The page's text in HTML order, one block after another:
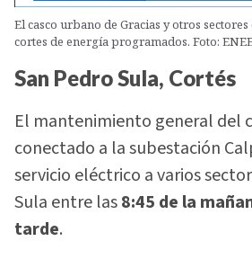
El casco urbano de Gracias y otros
cortes de energía programados. Foto:
San Pedro Sula, Cortés
El mantenimiento general del
conectado a la subestación
servicio eléctrico a varios
Sula entre las8:45 de la
tarde.